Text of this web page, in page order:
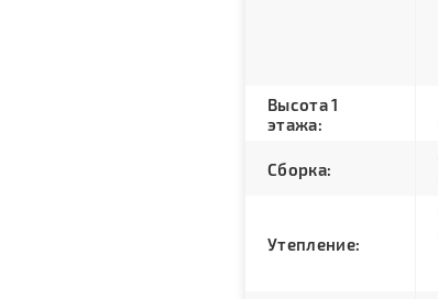
Высота 1
этажа:
Сборка:
Утепление: